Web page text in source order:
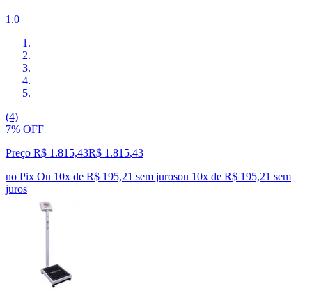
1.0
(4)
7% OFF
Preço R$ 1.815,43R$ 1.815,43
no Pix Ou 10x de R$ 195,21 sem jurosou 10x de R$ 195,21 sem
juros